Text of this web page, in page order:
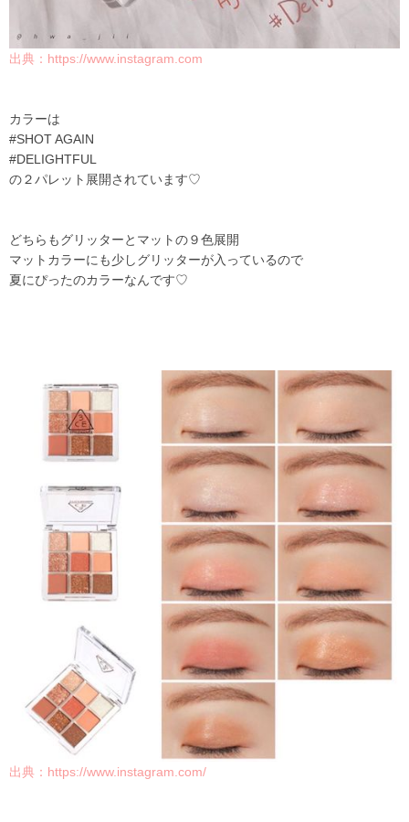
出典： https://www.instagram.com
カラーは
#SHOT AGAIN
#DELIGHTFUL
の２パレット展開されています♡
どちらもグリッターとマットの９色展開
マットカラーにも少しグリッターが入っているので
夏にぴったのカラーなんです♡
出典： https://www.instagram.com/